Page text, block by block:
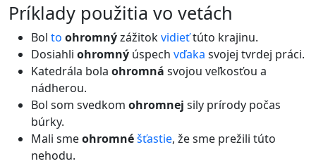
príklady použitia vo vetách
Bol to ohromnýzážitokvidieťtúto krajinu.
Dosiahli ohromný úspech vďaka svojej tvrdej práci.
Katedrála bola ohromná svojou veľkosťou a
nádherou.
Bol som svedkom ohromnej sily prírody počas
búrky.
Mali smeohromnéšťastie, že sme prežili túto
nehodu.